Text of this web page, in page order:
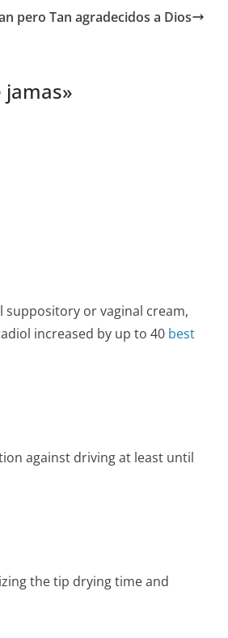
pero Tan agradecidos a Dios
jamas»
suppository or vaginal cream,
increased by up to 40 best
against driving at least until
the tip drying time and